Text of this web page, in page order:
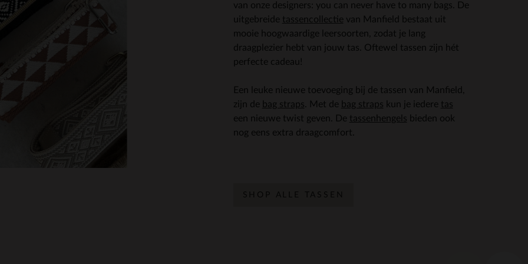
van onze designers: you can never have to many bags. De
uitgebreide tassencollectie van Manfield bestaat uit
mooie hoogwaardige leersoorten, zodat je lang
draagplezier hebt van jouw tas. Oftewel tassen zijn hét
perfecte cadeau!
Een leuke nieuwe toevoeging bij de tassen van Manfield,
zijn de bag straps . Met de bag straps kun je iedere tas
een nieuwe twist geven. De tassenhengels bieden ook
nog eens extra draagcomfort.
SHOP ALLE TASSEN